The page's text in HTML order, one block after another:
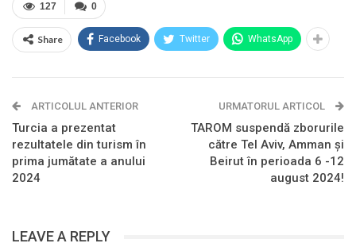
0
127
Share Facebook Twitter WhatsApp
ARTICOLUL ANTERIOR
Turcia a prezentat
rezultatele din turism în
prima jumătate a anului
2024
URMATORUL ARTICOL
TAROM suspendă zborurile
către Tel Aviv, Amman și
Beirut în perioada 6 -12
august 2024!
LEAVE A REPLY